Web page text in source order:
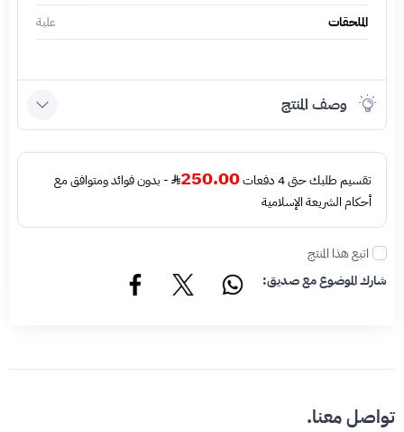
الملحقات
علبة
وصف المنتج
تقسيم طلبك حتى 4 دفعات 250.00
- بدون فوائد ومتوافق مع
أحكام الشريعة الإسلامية
اتبع هذا المنتج
شارك الموضوع مع صديق:
تواصل معنا.